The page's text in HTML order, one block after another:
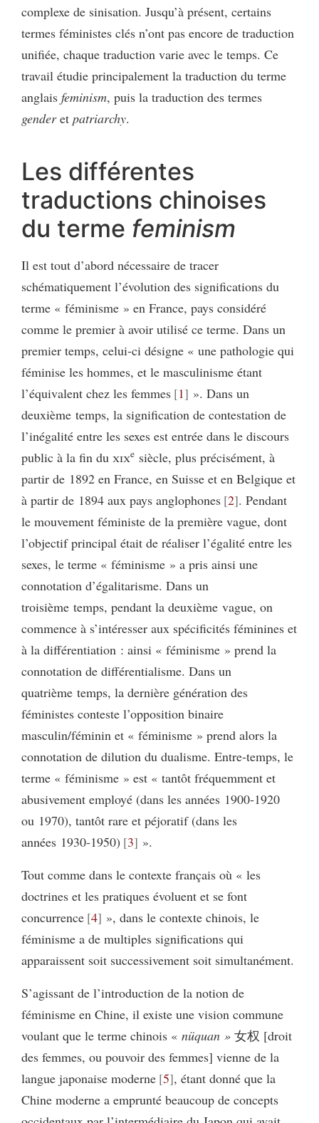
complexe de sinisation. Jusqu’à présent, certains
termes féministes clés n’ont pas encore de traduction
unifiée, chaque traduction varie avec le temps. Ce
travail étudie principalement la traduction du terme
anglais feminism, puis la traduction des termes
genderet patriarchy.
Les différentes
traductions chinoises
du terme feminism
Il est tout d’abord nécessaire de tracer
schématiquement l’évolution des significations du
terme « féminisme » en France, pays considéré
comme le premier à avoir utilisé ce terme. Dans un
premier temps, celui‑ci désigne « une pathologie qui
féminise les hommes, et le masculinisme étant
l’équivalent chez les femmes 1
». Dans un
deuxième temps, la signification de contestation de
l’inégalité entre les sexes est entrée dans le discours
public à la fin du xixe siècle, plus précisément, à
partir de 1892 en France, en Suisse et en Belgique et
à partir de 1894 aux pays anglophones 2 . Pendant
le mouvement féministe de la première vague, dont
l’objectif principal était de réaliser l’égalité entre les
sexes, le terme « féminisme » a pris ainsi une
connotation d’égalitarisme. Dans un
troisième temps, pendant la deuxième vague, on
commence à s’intéresser aux spécificités féminines et
à la différentiation : ainsi « féminisme » prend la
connotation de différentialisme. Dans un
quatrième temps, la dernière génération des
féministes conteste l’opposition binaire
masculin/féminin et « féminisme » prend alors la
connotation de dilution du dualisme. Entre‑temps, le
terme « féminisme » est « tantôt fréquemment et
abusivement employé (dans les années 1900‑1920
ou 1970), tantôt rare et péjoratif (dans les
années 1930‑1950) 3 ».
Tout comme dans le contexte français où « les
doctrines et les pratiques évoluent et se font
concurrence 4 », dans le contexte chinois, le
féminisme a de multiples significations qui
apparaissent soit successivement soit simultanément.
S’agissant de l’introduction de la notion de
féminisme en Chine, il existe une vision commune
voulant que le terme chinois « nüquan » 女权 [droit
des femmes, ou pouvoir des femmes] vienne de la
langue japonaise moderne 5 , étant donné que la
Chine moderne a emprunté beaucoup de concepts